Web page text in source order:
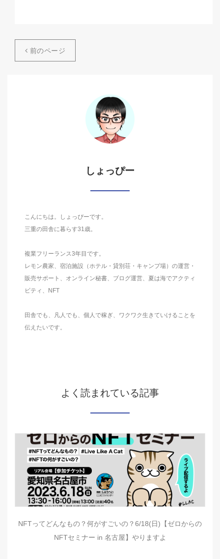
前のページ
しょっぴー
こんにちは。しょっぴーです。
三重の田舎に暮らす31歳。
複業フリーランス3年目です。
レモン農家、宿泊施設（ホテル・貸別荘・キャンプ場）の運営・
販売サポート、オンライン秘書、ブログ運営、夏は海でアクティ
ビティ、NFT
田舎でも、凡人でも、個人で稼ぎ、ワクワク生きていけることを
伝えたいです。
よく読まれている記事
NFTってどんなもの？何がすごいの？6/18(日)【ゼロからの
NFTセミナー in 名古屋】やりますよ